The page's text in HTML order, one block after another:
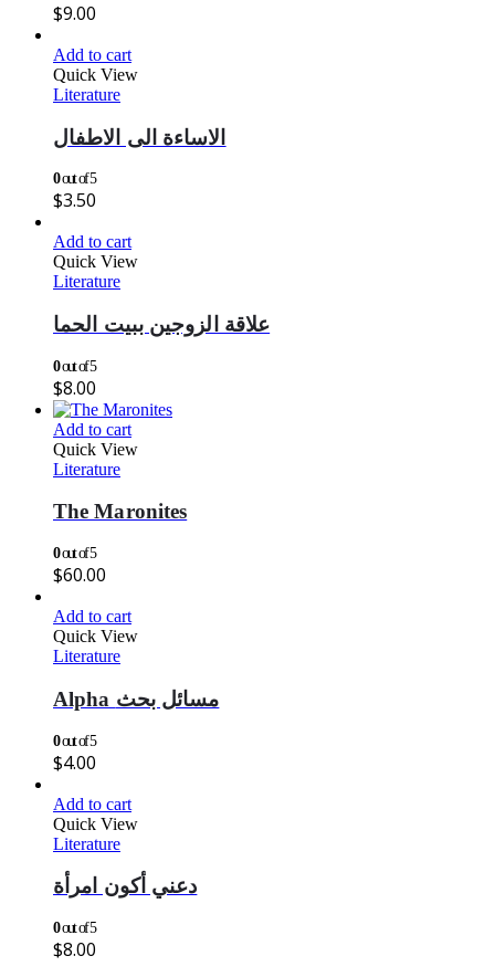
$9.00
Add to cart
Quick View
Literature
الاساءة الى الاطفال
0out of 5
$3.50
Add to cart
Quick View
Literature
علاقة الزوجين ببيت الحما
0out of 5
$8.00
Add to cart
Quick View
Literature
The Maronites
0out of 5
$60.00
Add to cart
Quick View
Literature
Alpha مسائل بحث
0out of 5
$4.00
Add to cart
Quick View
Literature
دعني أكون امرأة
0out of 5
$8.00